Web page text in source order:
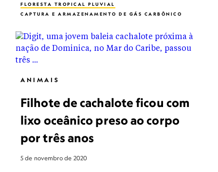
FLORESTA TROPICAL PLUVIAL
CAPTURA E ARMAZENAMENTO DE GÁS CARBÔNICO
ANIMAIS
Filhote de cachalote ficou com
lixo oceânico preso ao corpo
por três anos
5 de novembro de 2020